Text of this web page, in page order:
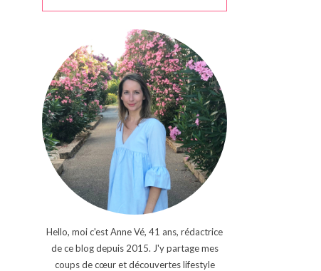
Hello, moi c'est Anne Vé, 41 ans, rédactrice
de ce blog depuis 2015. J'y partage mes
coups de cœur et découvertes lifestyle